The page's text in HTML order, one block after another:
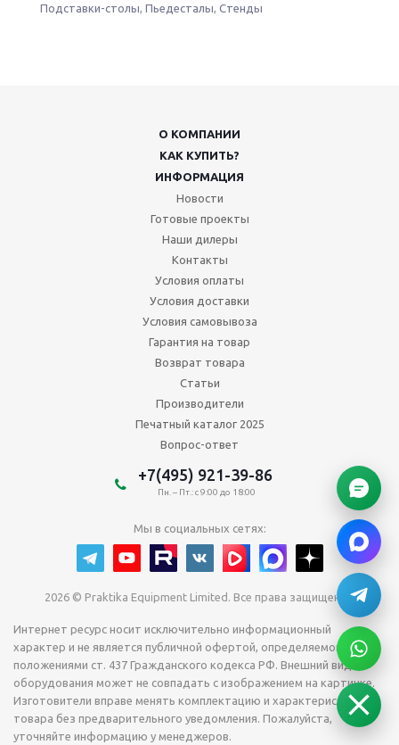
Подставки-столы Пьедесталы Стенды
О КОМПАНИИ
КАК КУПИТЬ?
ИНФОРМАЦИЯ
Новости
Готовые проекты
Наши дилеры
Контакты
Условия оплаты
Условия доставки
Условия самовывоза
Гарантия на товар
Возврат товара
Статьи
Производители
Печатный каталог 2025
Вопрос-ответ
+7(495) 921-39-86
Пн. – Пт.: с 9:00 до 18:00
Мы в социальных сетях:
2026 © Praktika Equipment Limited. Все права защищены.
Интернет ресурс носит исключительно информационный
характер и не является публичной офертой, определяемой
положениями ст. 437 Гражданского кодекса РФ. Внешний вид
оборудования может не совпадать с изображением на картинке.
Изготовители вправе менять комплектацию и характеристики
товара без предварительного уведомления. Пожалуйста,
уточняйте информацию у менеджеров.